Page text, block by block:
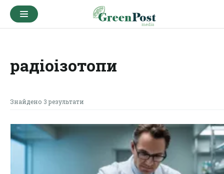
радіоізотопи
Знайдено 3 результати